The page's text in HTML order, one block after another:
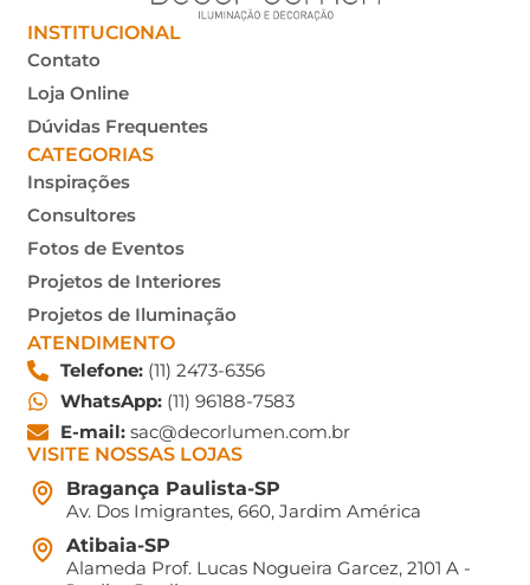
INSTITUCIONAL
Contato
Loja Online
Dúvidas Frequentes
CATEGORIAS
Inspirações
Consultores
Fotos de Eventos
Projetos de Interiores
Projetos de Iluminação
ATENDIMENTO
Telefone:(11) 2473-6356
WhatsApp:(11) 96188-7583
E-mail:sac@decorlumen.com.br
VISITE NOSSAS LOJAS
Bragança Paulista-SP
Av. Dos Imigrantes, 660, Jardim América
Atibaia-SP
Alameda Prof. Lucas Nogueira Garcez, 2101 A -